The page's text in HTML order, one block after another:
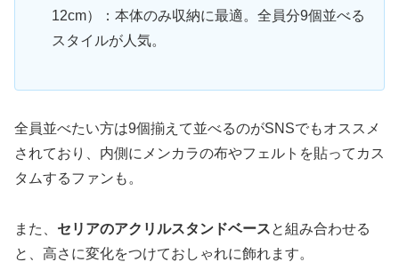
12cm）：本体のみ収納に最適。全員分9個並べる
スタイルが人気。
全員並べたい方は9個揃えて並べるのがSNSでもオススメ
されており、内側にメンカラの布やフェルトを貼ってカス
タムするファンも。
また、 セリアのアクリルスタンドベースと組み合わせる
と、高さに変化をつけておしゃれに飾れます。